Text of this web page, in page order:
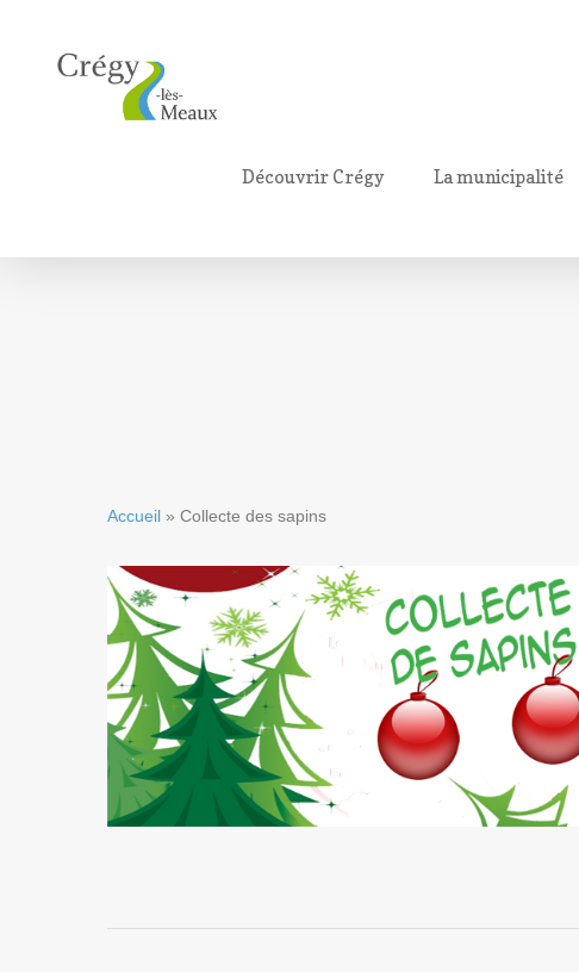
Découvrir Crégy La municipalité
Accueil » Collecte des sapins